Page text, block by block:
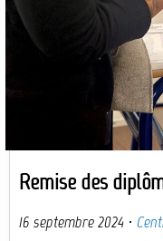
Remise des
16 septembre 2024 ·